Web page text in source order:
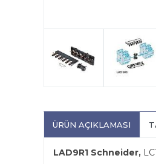
ÜRÜN AÇIKLAMASI
LAD9R1 Schneider,